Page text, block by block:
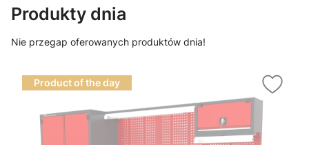
Produkty dnia
Nie przegap oferowanych produktów dnia!
Product of the day